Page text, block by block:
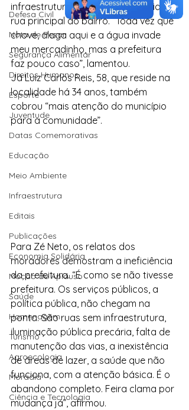
Defesa Civil
Nota de Pesar
Segurança Alimentar
Direitos Humanos
Esporte
Juventude
Datas Comemorativas
Educação
Meio Ambiente
Infraestrutura
Editais
Publicações
Economia Solidária
Moção de Aplauso
Saúde
Homenagem
Turismo
Agroecologia
Moradia
Ciência e Tecnologia
infraestrutura na drenagem pluvial na
rua principal do bairro. “Toda vez que
chove, alaga aqui e a água invade
meu mercadinho, mas a prefeitura
faz pouco caso”, lamentou.
Já Luiz Carlos Reis, 58, que reside na
localidade há 34 anos, também
cobrou “mais atenção do município
para a comunidade”.
Para Zé Neto, os relatos dos
moradores demostram a ineficiência
da prefeitura. “É como se não tivesse
prefeitura. Os serviços públicos, a
política pública, não chegam na
ponta. São ruas sem infraestrutura,
iluminação pública precária, falta de
manutenção das vias, a inexistência
de áreas de lazer, a saúde que não
funciona, com a atenção básica. É o
abandono completo. Feira clama por
mudança já”, afirmou.